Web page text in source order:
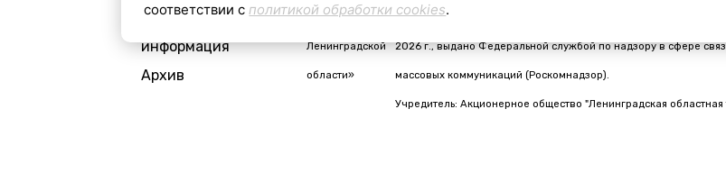
Контактная
информация
Архив
«Общая газета
Ленинградской
области»
Свидетельство о регистрации средства массовой
2026 г., выдано Федеральной службой по надзору в сфере
массовых коммуникаций (Роскомнадзор).
Учредитель: Акционерное общество "Ленинградская
соответствии сполитикой обработки cookies.